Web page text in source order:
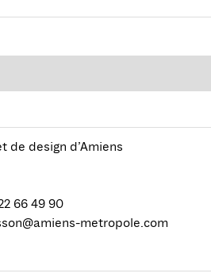
de design d’Amiens
66 49 90
metropole.com